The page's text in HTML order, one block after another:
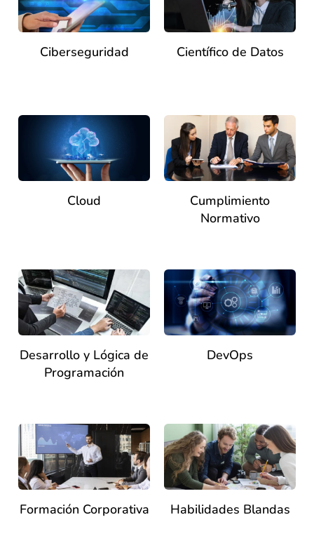
Ciberseguridad Científico de Datos
Cloud
Cumplimiento
Normativo
Desarrollo y Lógica de
Programación
DevOps
Formación Corporativa Habilidades Blandas